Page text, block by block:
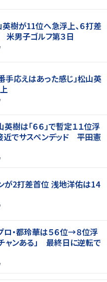
樹が11位へ急浮上、６打差
男子ゴルフ第３日
手応えはあった感じ」松山英
英樹は「６６」で暫定１１位浮
近でサスペンデッド 平田憲
が2打差首位 浅地洋佑は14
ロ・都玲華は５６位→８位浮
チャンある」 最終日に逆転で